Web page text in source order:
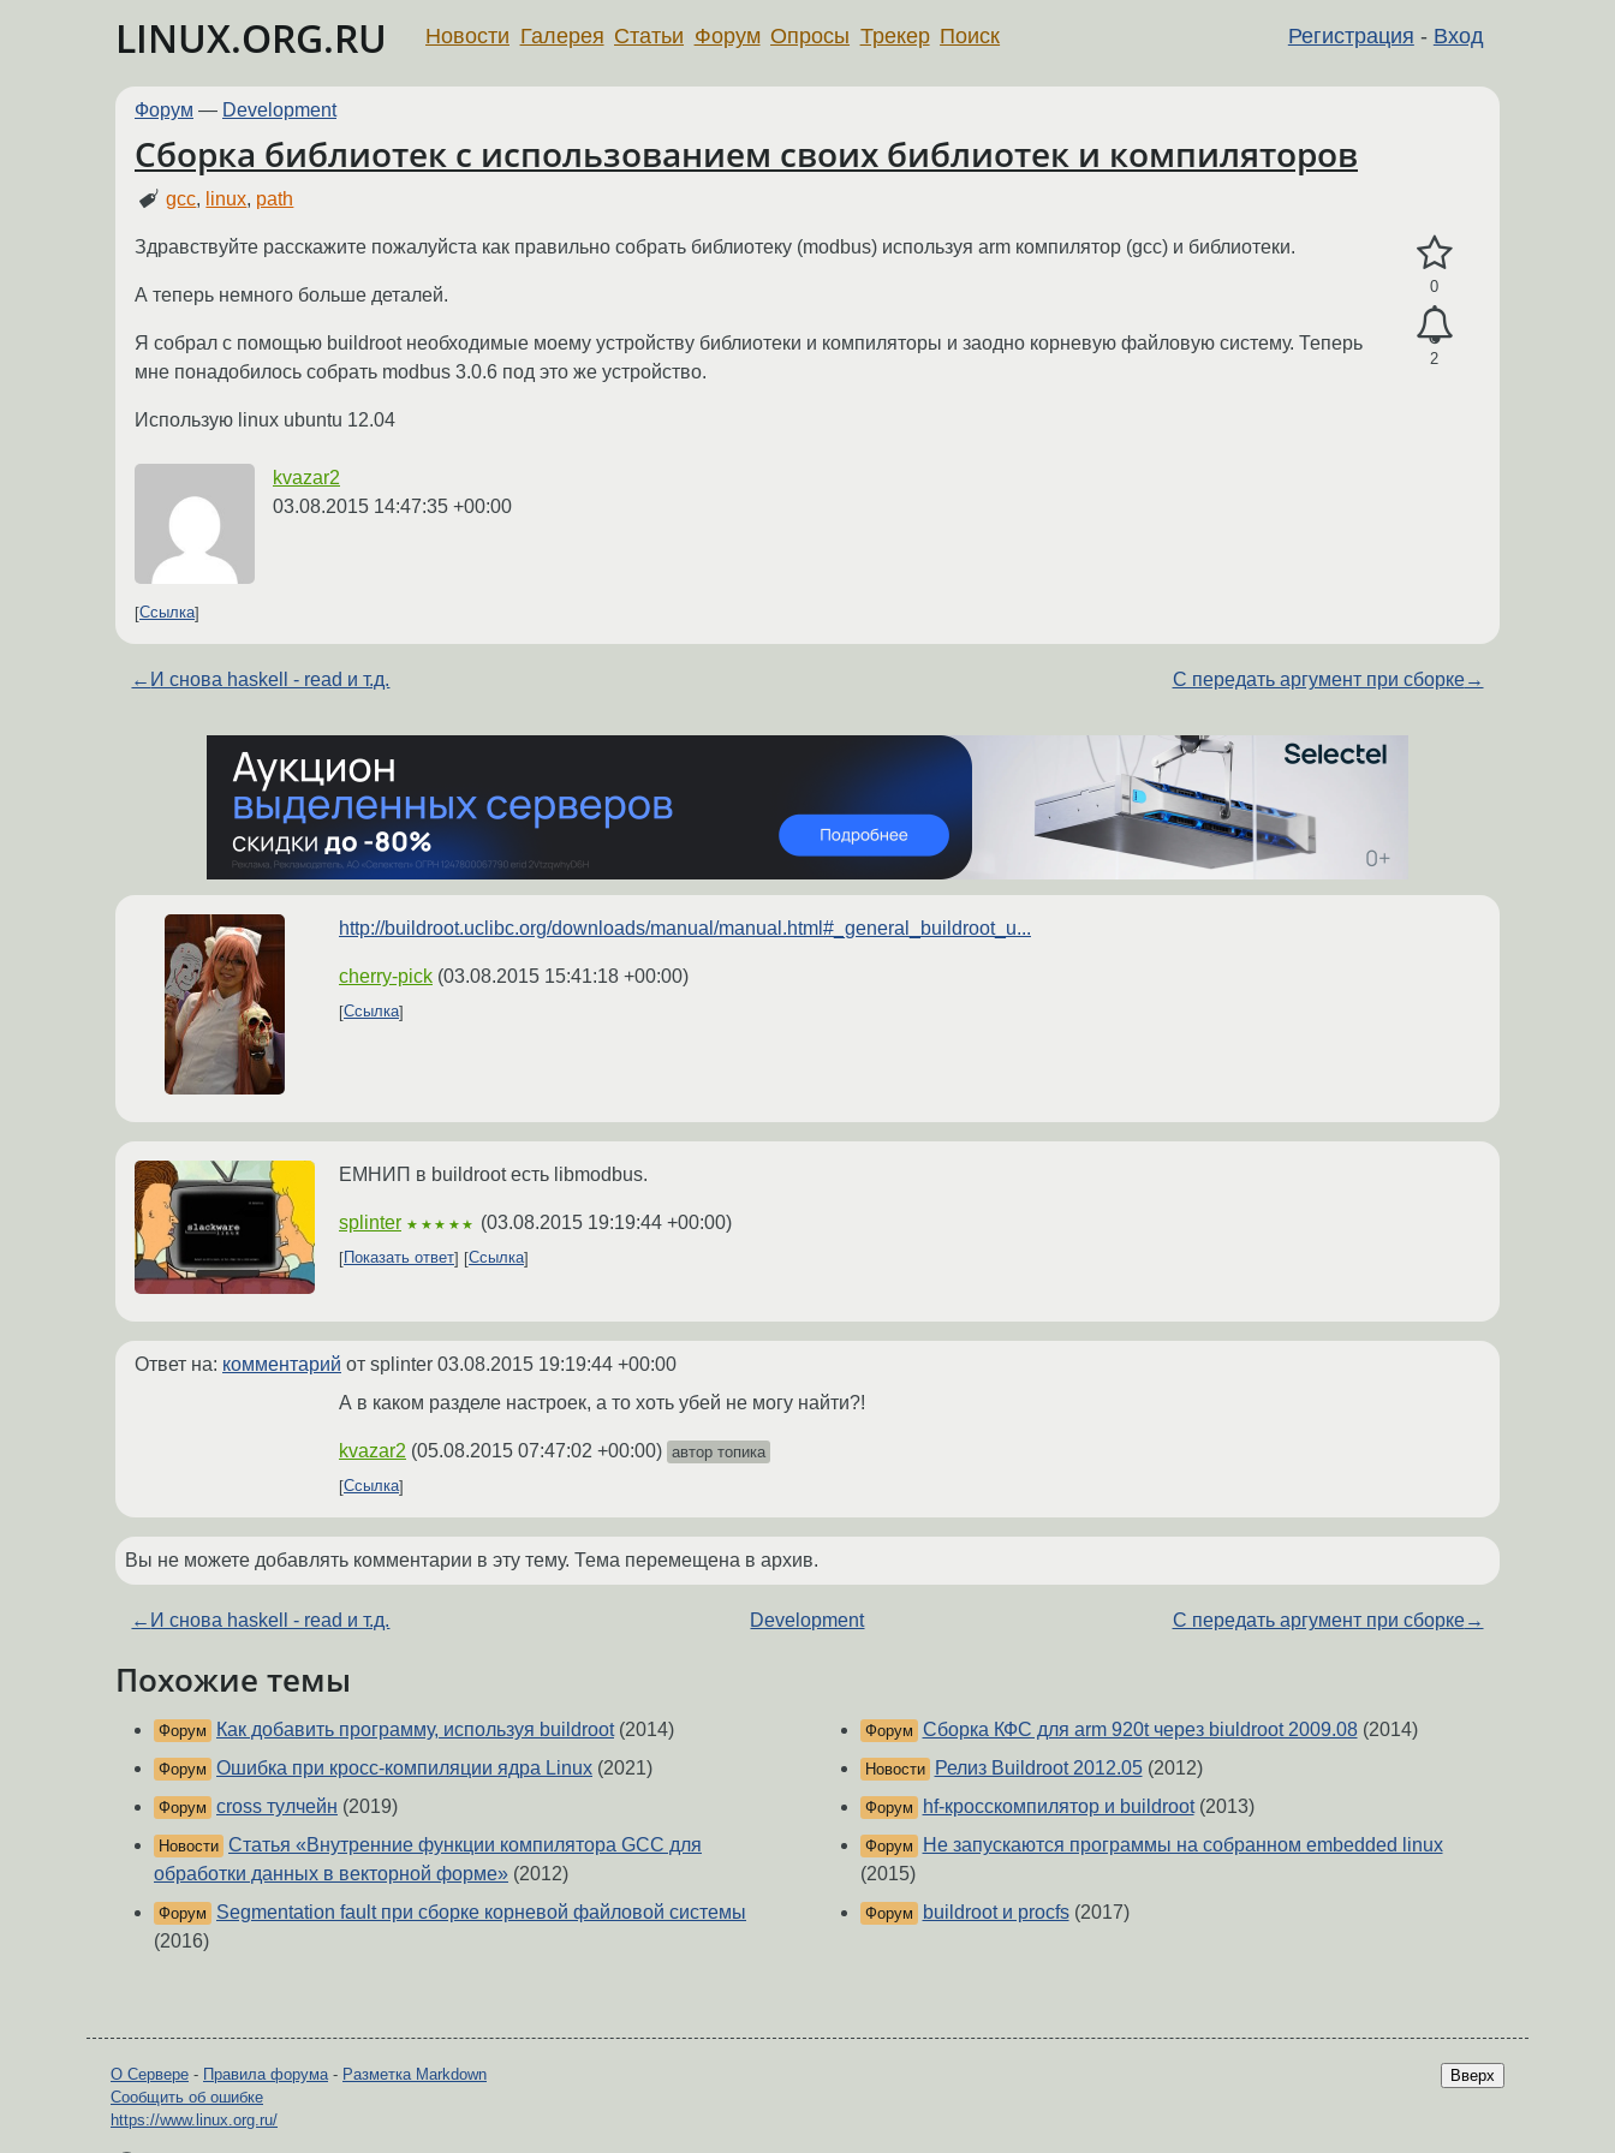
LINUX.ORG.RU Регистрация - Вход
Новости Галерея Статьи Форум Опросы Трекер Поиск
Форум — Development
Сборка библиотек с использованием своих библиотек и компиляторов
gcc, linux, path
0
2
Здравствуйте расскажите пожалуйста как правильно собрать библиотеку (modbus) используя arm компилятор (gcc) и библиотеки.
А теперь немного больше деталей.
Я собрал с помощью buildroot необходимые моему устройству библиотеки и компиляторы и заодно корневую файловую систему. Теперь
мне понадобилось собрать modbus 3.0.6 под это же устройство.
Использую linux ubuntu 12.04
kvazar2
03.08.2015 14:47:35 +00:00
Ссылка
← И снова haskell - read и т.д. C передать аргумент при сборке→
http://buildroot.uclibc.org/downloads/manual/manual.html#_general_buildroot_u...
cherry-pick (03.08.2015 15:41:18 +00:00)
Ссылка
ЕМНИП в buildroot есть libmodbus.
splinter ★★★★★ (03.08.2015 19:19:44 +00:00)
Показать ответ Ссылка
Ответ на: комментарий от splinter 03.08.2015 19:19:44 +00:00
А в каком разделе настроек, а то хоть убей не могу найти?!
kvazar2 (05.08.2015 07:47:02 +00:00) автор топика
Ссылка
Вы не можете добавлять комментарии в эту тему. Тема перемещена в архив.
← И снова haskell - read и т.д. Development C передать аргумент при сборке→
Похожие темы
Форум Как добавить программу, используя buildroot(2014)
Форум Ошибка при кросс-компиляции ядра Linux (2021)
Форум cross тулчейн (2019)
Новости Статья «Внутренние функции компилятора GCC для
обработки данных в векторной форме» (2012)
Форум
Segmentation fault при сборке корневой файловой системы
(2016)
Форум Сборка КФС для arm 920t через biuldroot 2009.08(2014)
Новости Релиз Buildroot 2012.05(2012)
Форум hf-кросскомпилятор и buildroot(2013)
Форум
Не запускаются программы на собранном embedded linux
(2015)
Форум buildroot и procfs(2017)
Вверх
О Сервере - Правила форума- Разметка Markdown
Сообщить об ошибке
https://www.linux.org.ru/